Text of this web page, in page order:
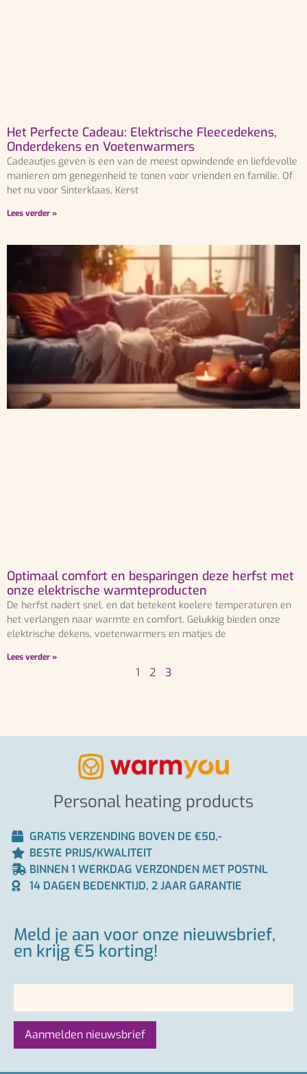
Het Perfecte Cadeau: Elektrische Fleecedekens,
Onderdekens en Voetenwarmers
Cadeautjes geven is een van de meest opwindende en liefdevolle
manieren om genegenheid te tonen voor vrienden en familie. Of
het nu voor Sinterklaas, Kerst
Lees verder »
Optimaal comfort en besparingen deze herfst met
onze elektrische warmteproducten
De herfst nadert snel, en dat betekent koelere temperaturen en
het verlangen naar warmte en comfort. Gelukkig bieden onze
elektrische dekens, voetenwarmers en matjes de
Lees verder »
1 2 3
Personal heating products
GRATIS VERZENDING BOVEN DE €50,-
BESTE PRIJS/KWALITEIT
BINNEN 1 WERKDAG VERZONDEN MET POSTNL
14 DAGEN BEDENKTIJD, 2 JAAR GARANTIE
Meld je aan voor onze nieuwsbrief,
en krijg €5 korting!